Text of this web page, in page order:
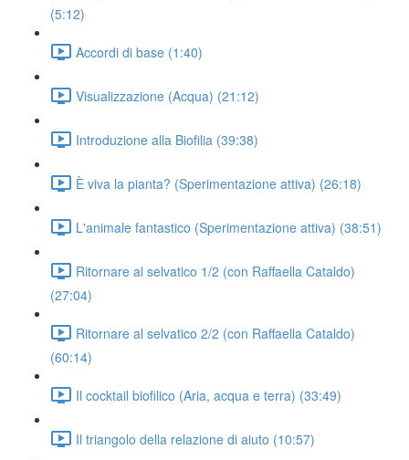
(5:12)
Accordi di base (1:40)
Visualizzazione (Acqua) (21:12)
Introduzione alla Biofilia (39:38)
È viva la pianta? (Sperimentazione attiva) (26:18)
L'animale fantastico (Sperimentazione attiva) (38:51)
Ritornare al selvatico 1/2 (con Raffaella Cataldo)
(27:04)
Ritornare al selvatico 2/2 (con Raffaella Cataldo)
(60:14)
Il cocktail biofilico (Aria, acqua e terra) (33:49)
Il triangolo della relazione di aiuto (10:57)